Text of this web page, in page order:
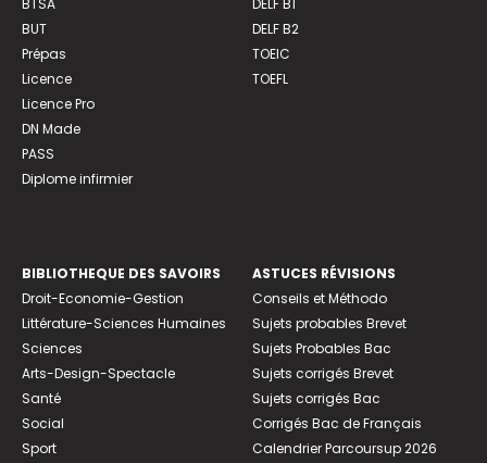
BTSA
BUT
Prépas
Licence
Licence Pro
DN Made
PASS
Diplome infirmier
DELF B1
DELF B2
TOEIC
TOEFL
BIBLIOTHEQUE DES SAVOIRS
Droit-Economie-Gestion
Littérature-Sciences Humaines
Sciences
Arts-Design-Spectacle
Santé
Social
Sport
ASTUCES RÉVISIONS
Conseils et Méthodo
Sujets probables Brevet
Sujets Probables Bac
Sujets corrigés Brevet
Sujets corrigés Bac
Corrigés Bac de Français
Calendrier Parcoursup 2026